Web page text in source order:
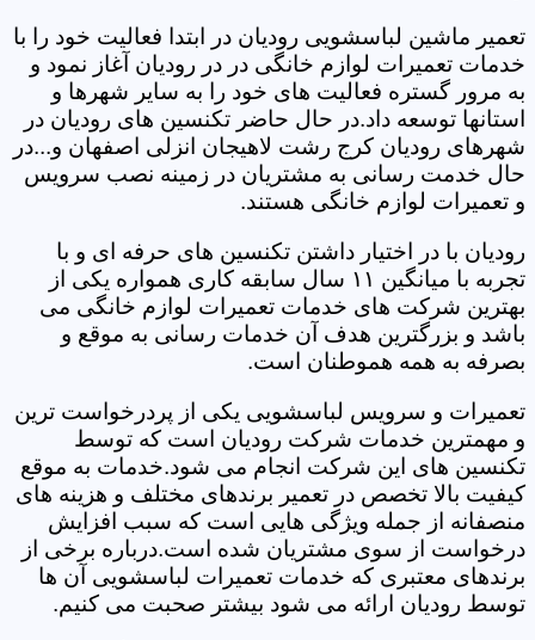
تعمیر ماشین لباسشویی رودیان در ابتدا فعالیت خود را با
خدمات تعمیرات لوازم خانگی در در رودیان آغاز نمود و
به مرور گستره فعالیت های خود را به سایر شهرها و
استانها توسعه داد.در حال حاضر تکنسین های رودیان در
شهرهای رودیان کرج رشت لاهیجان انزلی اصفهان و...در
حال خدمت رسانی به مشتریان در زمینه نصب سرویس
و تعمیرات لوازم خانگی هستند.
رودیان با در اختیار داشتن تکنسین های حرفه ای و با
تجربه با میانگین ۱۱ سال سابقه کاری همواره یکی از
بهترین شرکت های خدمات تعمیرات لوازم خانگی می
باشد و بزرگترین هدف آن خدمات رسانی به موقع و
بصرفه به همه هموطنان است.
تعمیرات و سرویس لباسشویی یکی از پردرخواست ترین
و مهمترین خدمات شرکت رودیان است که توسط
تکنسین های این شرکت انجام می شود.خدمات به موقع
کیفیت بالا تخصص در تعمیر برندهای مختلف و هزینه های
منصفانه از جمله ویژگی هایی است که سبب افزایش
درخواست از سوی مشتریان شده است.درباره برخی از
برندهای معتبری که خدمات تعمیرات لباسشویی آن ها
توسط رودیان ارائه می شود بیشتر صحبت می کنیم.